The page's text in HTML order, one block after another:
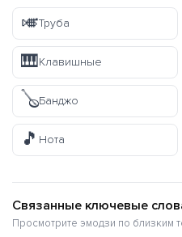
🎺Труба
🎹Клавишные
🪕Банджо
🎵 Нота
Связанные ключевые
Просмотрите эмодзи по близким